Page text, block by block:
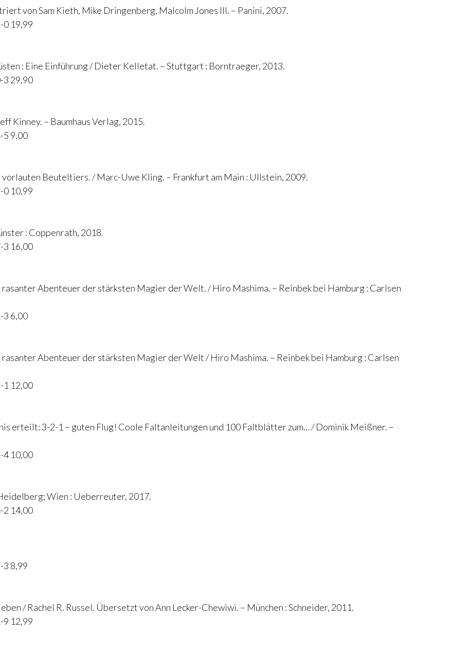
von Sam Kieth, Mike Dringenberg, Malcolm Jones III. – Panini, 2007.
0 19,99
: Eine Einführung / Dieter Kelletat. – Stuttgart : Borntraeger, 2013.
3 29,90
Kinney. – Baumhaus Verlag, 2015.
5 9,00
vorlauten Beuteltiers. / Marc-Uwe Kling. – Frankfurt am Main : Ullstein, 2009.
0 10,99
: Coppenrath, 2018.
3 16,00
Abenteuer der stärksten Magier der Welt. / Hiro Mashima. – Reinbek bei Hamburg : Carlsen
3 6,00
Abenteuer der stärksten Magier der Welt / Hiro Mashima. – Reinbek bei Hamburg : Carlsen
1 12,00
erteilt: 3-2-1 – guten Flug! Coole Faltanleitungen und 100 Faltblätter zum… / Dominik Meißner. –
4 10,00
Wien : Ueberreuter, 2017.
2 14,00
3 8,99
/ Rachel R. Russel. Übersetzt von Ann Lecker-Chewiwi. – München : Schneider, 2011.
9 12,99